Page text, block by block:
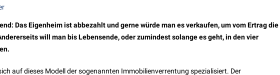
Das Eigenheim ist abbezahlt und gerne würde man es verkaufen, um vom Ertrag die
will man bis Lebensende, oder zumindest solange es geht, in den vier
auf dieses Modell der sogenannten Immobilienverrentung spezialisiert. Der